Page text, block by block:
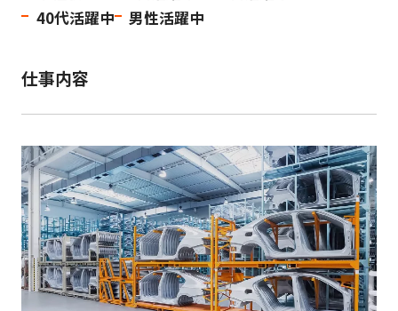
40代活躍中
男性活躍中
仕事内容